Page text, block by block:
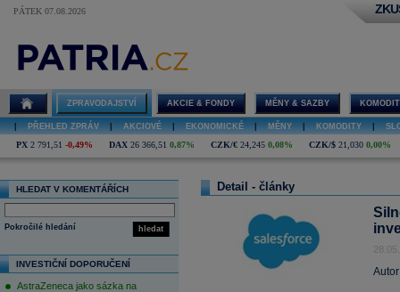
PÁTEK 07.08.2026
ZPRAVODAJSTVÍ AKCIE & FONDY MĚNY & SAZBY
PŘEHLED ZPRÁV AKCIOVÉ EKONOMICKÉ MĚNY KOMODITY
PX 2 791,51 -0,49% DAX 26 366,51 0,87% CZK/€ 24,245 0,08% CZK/$ 21,030 0,00%
HLEDAT V KOMENTÁŘÍCH
hledat
Pokročilé hledání
INVESTIČNÍ DOPORUČENÍ
AstraZeneca jako sázka na
Detail - články